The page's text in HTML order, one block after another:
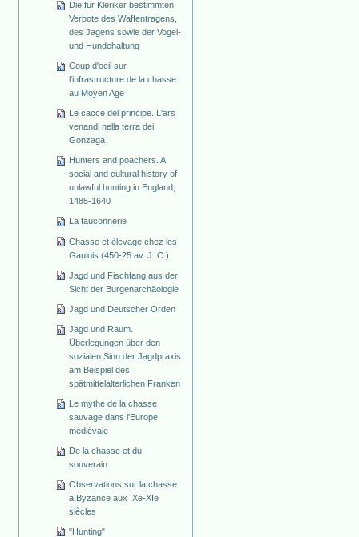
Die für Kleriker bestimmten
Verbote des Waffentragens,
des Jagens sowie der Vogel-
und Hundehaltung
Coup d'oeil sur
l'infrastructure de la chasse
au Moyen Age
Le cacce del principe. L'ars
venandi nella terra dei
Gonzaga
Hunters and poachers. A
social and cultural history of
unlawful hunting in England,
1485-1640
La fauconnerie
Chasse et élevage chez les
Gaulois (450-25 av. J. C.)
Jagd und Fischfang aus der
Sicht der Burgenarchäologie
Jagd und Deutscher Orden
Jagd und Raum.
Überlegungen über den
sozialen Sinn der Jagdpraxis
am Beispiel des
spätmittelalterlichen Franken
Le mythe de la chasse
sauvage dans l'Europe
médiévale
De la chasse et du
souverain
Observations sur la chasse
à Byzance aux IXe-XIe
siècles
"Hunting"